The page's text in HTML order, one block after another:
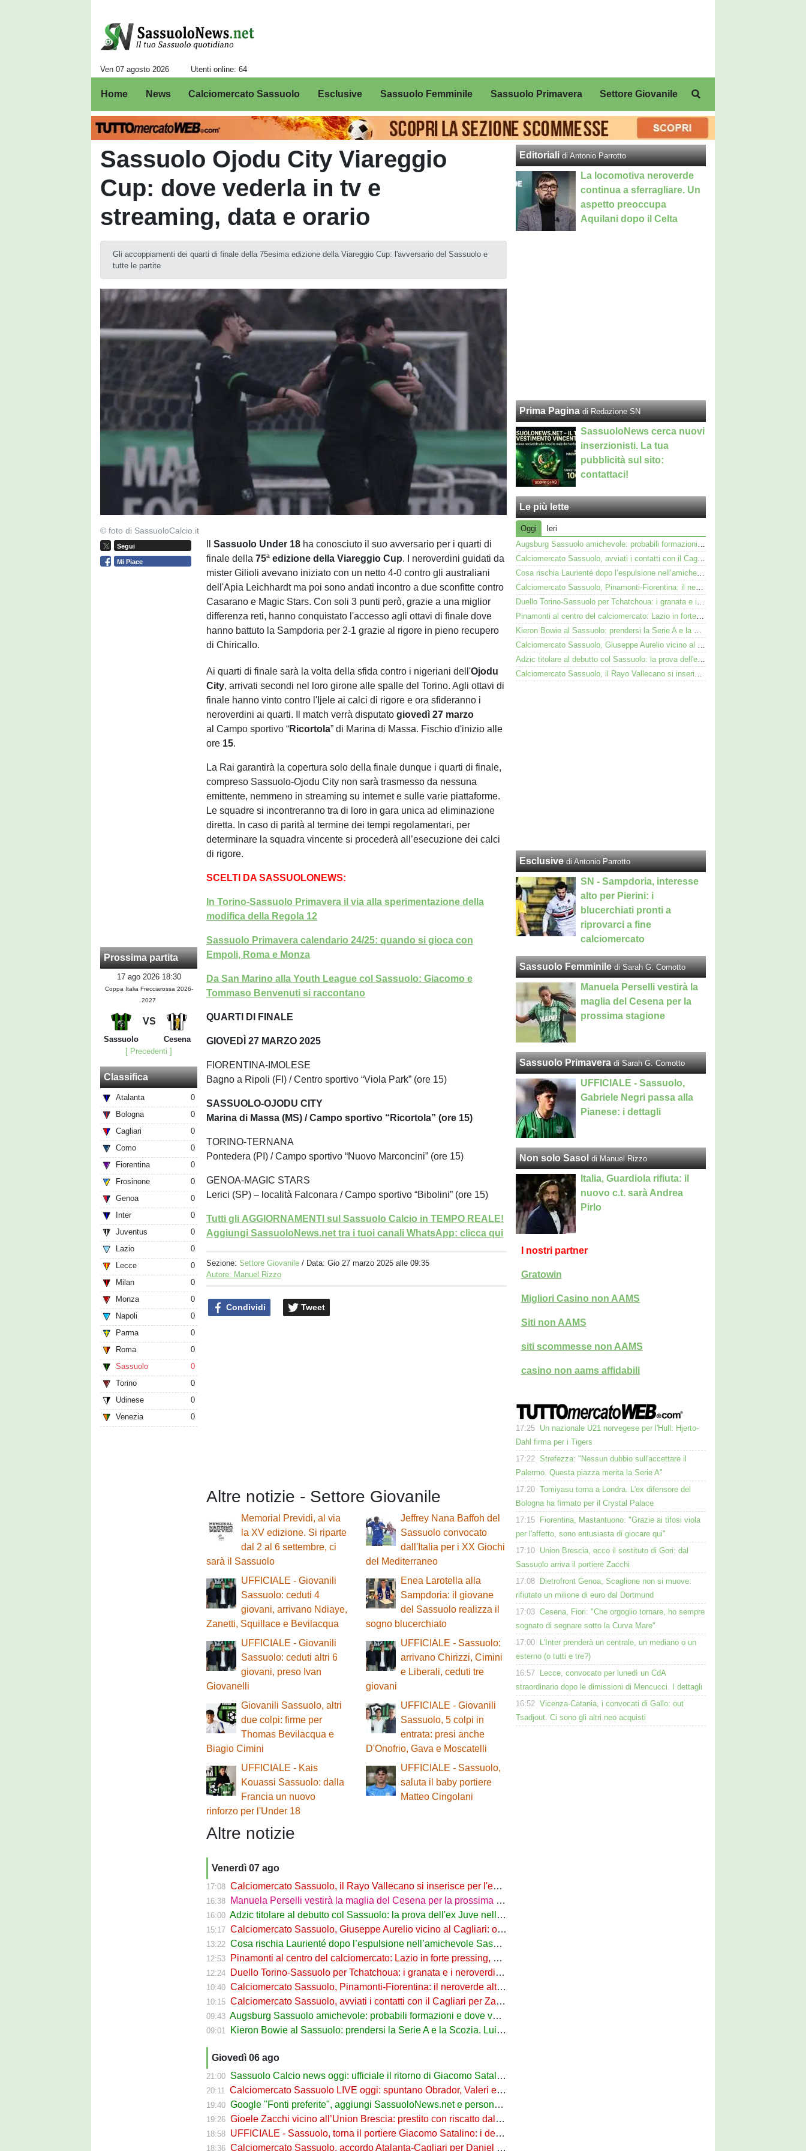
Ven 07 agosto 2026 Utenti online: 64
Home News Calciomercato Sassuolo Esclusive Sassuolo Femminile Sassuolo Primavera Settore Giovanile
Sassuolo Ojodu City Viareggio
Cup: dove vederla in tv e
streaming, data e orario
Gli accoppiamenti dei quarti di finale della 75esima edizione della Viareggio Cup: l'avversario del Sassuolo e
tutte le partite
© foto di SassuoloCalcio.it
Segui
Mi Piace
Prossima partita
17 ago 2026 18:30
Coppa Italia Frecciarossa 2026-
2027
VS
Sassuolo
Cesena
[ Precedenti ]
Classifica
Atalanta
0
Bologna
0
Cagliari
0
Como
0
Fiorentina
0
Frosinone
0
Genoa
0
Inter
0
Juventus
0
Lazio
0
Lecce
0
Milan
0
Monza
0
Napoli
0
Parma
0
Roma
0
Sassuolo
0
Torino
0
Udinese
0
Venezia
0
IlSassuolo Under 18 ha conosciuto il suo avversario per i quarti di
finale della75ª edizione della Viareggio Cup. I neroverdini guidati da
mister Gilioli avevano iniziato con un netto 4-0 contro gli australiani
dell'Apia Leichhardt ma poi sono andati incontro a due sconfitte contro
Casarano e Magic Stars. Con soli 3 punti però, grazie a una miglior
differenza reti, hanno conquistato l'accesso agli ottavi di finale dove
hanno battuto la Sampdoria per 2-1 grazie al rigore in pieno recupero
di Chiricallo.
Ai quarti di finale sarà la volta della sfida contro i nigeriani dell'Ojodu
City, arrivati secondi nel loro girone alle spalle del Torino. Agli ottavi di
finale hanno vinto contro l'Ijele ai calci di rigore e ora sfideranno i
neroverdini ai quarti. Il match verrà disputatogiovedì 27 marzo
al Campo sportivo “Ricortola” di Marina di Massa. Fischio d'inizio alle
ore 15.
La Rai garantirà la copertura solo della finale dunque i quarti di finale,
compreso Sassuolo-Ojodu City non sarà trasmesso da nessuna
emittente, nemmeno in streaming su internet e sulle varie piattaforme.
Le squadre si incontreranno tra di loro in gara unica ad eliminazione
diretta. In caso di parità al termine dei tempi regolamentari, per
determinare la squadra vincente si procederà all’esecuzione dei calci
di rigore.
SCELTI DA SASSUOLONEWS:
In Torino-Sassuolo Primavera il via alla sperimentazione della
modifica della Regola 12
Sassuolo Primavera calendario 24/25: quando si gioca con
Empoli, Roma e Monza
Da San Marino alla Youth League col Sassuolo: Giacomo e
Tommaso Benvenuti si raccontano
QUARTI DI FINALE
GIOVEDÌ 27 MARZO 2025
FIORENTINA-IMOLESE
Bagno a Ripoli (FI) / Centro sportivo “Viola Park” (ore 15)
SASSUOLO-OJODU CITY
Marina di Massa (MS) / Campo sportivo “Ricortola” (ore 15)
TORINO-TERNANA
Pontedera (PI) / Campo sportivo “Nuovo Marconcini” (ore 15)
GENOA-MAGIC STARS
Lerici (SP) – località Falconara / Campo sportivo “Bibolini” (ore 15)
Tutti gli AGGIORNAMENTI sul Sassuolo Calcio in TEMPO REALE!
Aggiungi SassuoloNews.net tra i tuoi canali WhatsApp: clicca qui
Sezione:Settore Giovanile / Data:Gio 27 marzo 2025 alle 09:35
Autore: Manuel Rizzo
Condividi Tweet
Altre notizie - Settore Giovanile
Memorial Previdi, al via
la XV edizione. Si riparte
dal 2 al 6 settembre, ci
sarà il Sassuolo
Jeffrey Nana Baffoh del
Sassuolo convocato
dall'Italia per i XX Giochi
del Mediterraneo
UFFICIALE - Giovanili
Sassuolo: ceduti 4
giovani, arrivano Ndiaye,
Zanetti, Squillace e Bevilacqua
Enea Larotella alla
Sampdoria: il giovane
del Sassuolo realizza il
sogno blucerchiato
UFFICIALE - Giovanili
Sassuolo: ceduti altri 6
giovani, preso Ivan
Giovanelli
UFFICIALE - Sassuolo:
arrivano Chirizzi, Cimini
e Liberali, ceduti tre
giovani
Giovanili Sassuolo, altri
due colpi: firme per
Thomas Bevilacqua e
Biagio Cimini
UFFICIALE - Giovanili
Sassuolo, 5 colpi in
entrata: presi anche
D'Onofrio, Gava e Moscatelli
UFFICIALE - Kais
Kouassi Sassuolo: dalla
Francia un nuovo
rinforzo per l'Under 18
UFFICIALE - Sassuolo,
saluta il baby portiere
Matteo Cingolani
Altre notizie
Venerdì 07 ago
17:08 Calciomercato Sassuolo, il Rayo Vallecano si inserisce per l'ex Torino Obrador
16:38 Manuela Perselli vestirà la maglia del Cesena per la prossima stagione
16:00 Adzic titolare al debutto col Sassuolo: la prova dell'ex Juve nell'1-4 col Celta
15:17 Calciomercato Sassuolo, Giuseppe Aurelio vicino al Cagliari: operazione in dirittura d’arrivo
13:22 Cosa rischia Laurienté dopo l’espulsione nell’amichevole Sassuolo-Celta Vigo
12:53 Pinamonti al centro del calciomercato: Lazio in forte pressing, Fiorentina osserva
12:24 Duello Torino-Sassuolo per Tchatchoua: i granata e i neroverdi valutano per l'ex Verona
10:40 Calciomercato Sassuolo, Pinamonti-Fiorentina: il neroverde alternativa a Pellegrino del Parma
10:15 Calciomercato Sassuolo, avviati i contatti con il Cagliari per Zappa
09:43 Augsburg Sassuolo amichevole: probabili formazioni e dove vederla in tv e streaming
09:01 Kieron Bowie al Sassuolo: prendersi la Serie A e la Scozia. Lui o Pinamonti: chi sarà titolare
Giovedì 06 ago
21:00 Sassuolo Calcio news oggi: ufficiale il ritorno di Giacomo Satalino a un mese dall'addio
20:11 Calciomercato Sassuolo LIVE oggi: spuntano Obrador, Valeri e Darmian per la difesa
19:40 Google "Fonti preferite", aggiungi SassuoloNews.net e personalizza le tue notizie
19:26 Gioele Zacchi vicino all’Union Brescia: prestito con riscatto dal Sassuolo
18:58 UFFICIALE - Sassuolo, torna il portiere Giacomo Satalino: i dettagli
18:36 Calciomercato Sassuolo, accordo Atalanta-Cagliari per Daniel Maldini: i dettagli
Editoriali di Antonio Parrotto
La locomotiva neroverde
continua a sferragliare. Un
aspetto preoccupa
Aquilani dopo il Celta
Prima Pagina di Redazione SN
SassuoloNews cerca nuovi
inserzionisti. La tua
pubblicità sul sito:
contattaci!
Le più lette
Oggi
Ieri
Augsburg Sassuolo amichevole: probabili formazioni e dove vederla in tv e streaming
Calciomercato Sassuolo, avviati i contatti con il Cagliari per Zappa
Cosa rischia Laurienté dopo l’espulsione nell’amichevole Sassuolo-Celta Vigo
Calciomercato Sassuolo, Pinamonti-Fiorentina: il neroverde alternativa a Pellegrino del Parma
Duello Torino-Sassuolo per Tchatchoua: i granata e i neroverdi valutano per l'ex Verona
Pinamonti al centro del calciomercato: Lazio in forte pressing, Fiorentina osserva
Kieron Bowie al Sassuolo: prendersi la Serie A e la Scozia. Lui o Pinamonti: chi sarà titolare
Calciomercato Sassuolo, Giuseppe Aurelio vicino al Cagliari: operazione in dirittura d’arrivo
Adzic titolare al debutto col Sassuolo: la prova dell'ex Juve nell'1-4 col Celta
Calciomercato Sassuolo, il Rayo Vallecano si inserisce per l'ex Torino Obrador
Esclusive di Antonio Parrotto
SN - Sampdoria, interesse
alto per Pierini: i
blucerchiati pronti a
riprovarci a fine
calciomercato
Sassuolo Femminile di Sarah G. Comotto
Manuela Perselli vestirà la
maglia del Cesena per la
prossima stagione
Sassuolo Primavera di Sarah G. Comotto
UFFICIALE - Sassuolo,
Gabriele Negri passa alla
Pianese: i dettagli
Non solo Sasol di Manuel Rizzo
Italia, Guardiola rifiuta: il
nuovo c.t. sarà Andrea
Pirlo
I nostri partner
Gratowin
Migliori Casino non AAMS
Siti non AAMS
siti scommesse non AAMS
casino non aams affidabili
17:25 Un nazionale U21 norvegese per l'Hull: Hjerto-
Dahl firma per i Tigers
17:22 Strefezza: "Nessun dubbio sull'accettare il
Palermo. Questa piazza merita la Serie A"
17:20 Tomiyasu torna a Londra. L'ex difensore del
Bologna ha firmato per il Crystal Palace
17:15
Fiorentina, Mastantuono: "Grazie ai tifosi viola
per l'affetto, sono entusiasta di giocare qui"
17:10 Union Brescia, ecco il sostituto di Gori: dal
Sassuolo arriva il portiere Zacchi
17:08
Dietrofront Genoa, Scaglione non si muove:
rifiutato un milione di euro dal Dortmund
17:03 Cesena, Fiori: "Che orgoglio tornare, ho sempre
sognato di segnare sotto la Curva Mare"
17:00
L'Inter prenderà un centrale, un mediano o un
esterno (o tutti e tre?)
16:57
Lecce, convocato per lunedì un CdA
straordinario dopo le dimissioni di Mencucci. I dettagli
16:52 Vicenza-Catania, i convocati di Gallo: out
Tsadjout. Ci sono gli altri neo acquisti